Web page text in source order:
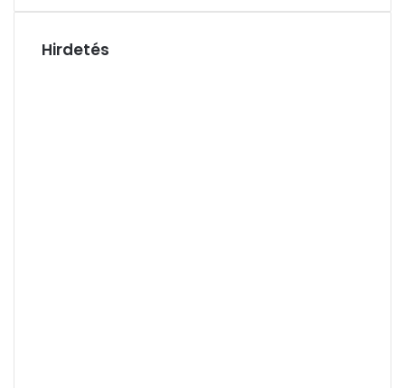
Hirdetés